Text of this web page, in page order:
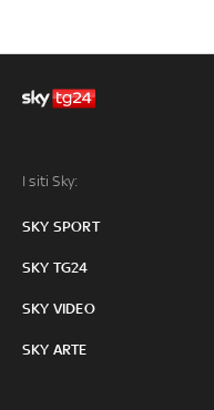
I siti Sky:
SKY SPORT
SKY TG24
SKY VIDEO
SKY ARTE